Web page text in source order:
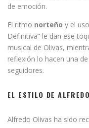
de emoción.
El ritmo norteño y el
Definitiva” le dan ese
musical de Olivas,
reflexión lo hacen una
seguidores.
EL ESTILO DE
Alfredo Olivas ha sido